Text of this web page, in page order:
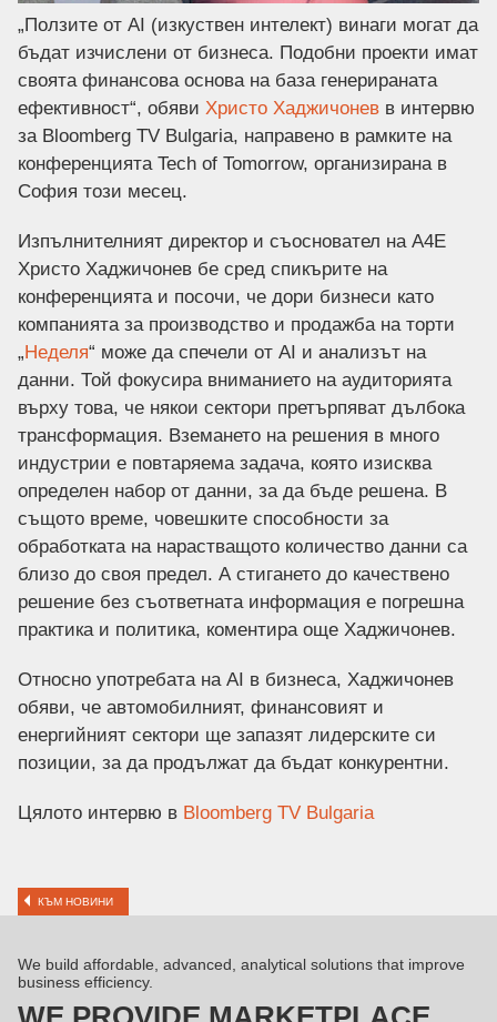
„Ползите от AI (изкуствен интелект) винаги могат да
бъдат изчислени от бизнеса. Подобни проекти имат
своята финансова основа на база генерираната
ефективност“, обяви Христо Хаджичоневв интервю
за Bloomberg TV Bulgaria, направено в рамките на
конференцията Tech of Tomorrow, организирана в
София този месец.
Изпълнителният директор и съосновател на А4Е
Христо Хаджичонев бе сред спикърите на
конференцията и посочи, че дори бизнеси като
компанията за производство и продажба на торти
„Неделя“ може да спечели от AI и анализът на
данни. Той фокусира вниманието на аудиторията
върху това, че някои сектори претърпяват дълбока
трансформация. Вземането на решения в много
индустрии е повтаряема задача, която изисква
определен набор от данни, за да бъде решена. В
същото време, човешките способности за
обработката на нарастващото количество данни са
близо до своя предел. А стигането до качествено
решение без съответната информация е погрешна
практика и политика, коментира още Хаджичонев.
Относно употребата на AI в бизнеса, Хаджичонев
обяви, че автомобилният, финансовият и
енергийният сектори ще запазят лидерските си
позиции, за да продължат да бъдат конкурентни.
Цялото интервю в Bloomberg TV Bulgaria
КЪМ НОВИНИ
We build affordable, advanced, analytical solutions that improve
business efficiency.